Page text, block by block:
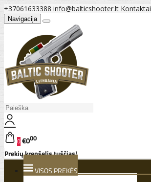
+37061633388 info@balticshooter.lt Kontaktai
Navigacija
0€000
Prekių krepšelis tuščias!
VISOS PREKĖS